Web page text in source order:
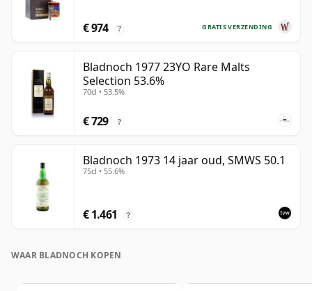
GRATIS VERZENDING
€ 974 ?
Bladnoch 1977 23YO Rare Malts
Selection 53.6%
70cl • 53.5%
€ 729 ?
Bladnoch 1973 14 jaar oud, SMWS 50.1
75cl • 55.6%
€ 1.461 ?
WAAR BLADNOCH KOPEN